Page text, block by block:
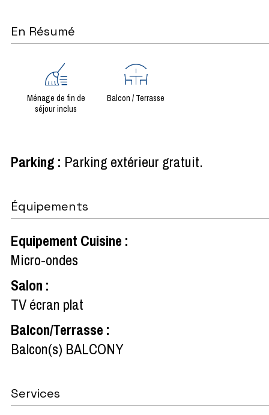
En Résumé
Ménage de fin de
séjour inclus
Balcon / Terrasse
Parking : Parking extérieur gratuit
Équipements
Equipement Cuisine :
Micro-ondes
Salon :
TV écran plat
Balcon/Terrasse :
Balcon(s) BALCONY
Services